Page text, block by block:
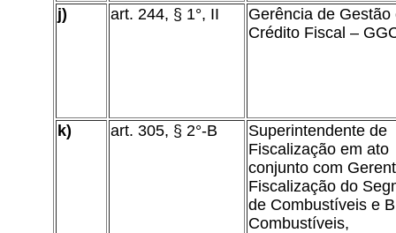
j)
art. 244, § 1°, II
Gerência de Gestão
Crédito Fiscal –
k) art. 305, § 2°-B
Superintendente de
Fiscalização em ato
conjunto com
Fiscalização do
de Combustíveis e
Combustíveis,